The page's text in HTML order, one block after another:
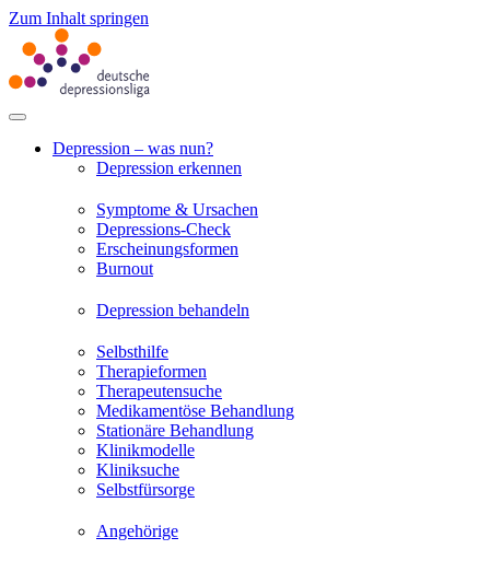
Zum Inhalt springen
Depression – was nun?
Depression erkennen
Symptome & Ursachen
Depressions-Check
Erscheinungsformen
Burnout
Depression behandeln
Selbsthilfe
Therapieformen
Therapeutensuche
Medikamentöse Behandlung
Stationäre Behandlung
Klinikmodelle
Kliniksuche
Selbstfürsorge
Angehörige